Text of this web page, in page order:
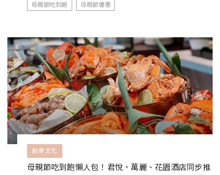
母親節吃到飽 母親節優惠
飲食文化
母親節吃到飽懶人包！君悅、萬麗、花園酒店同步推